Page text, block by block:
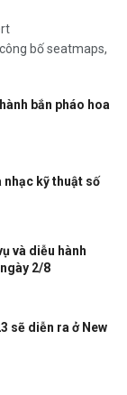
bố seatmaps,
bắn pháo hoa
nhạc kỹ thuật số
và diễu hành
2/8
sẽ diễn ra ở New